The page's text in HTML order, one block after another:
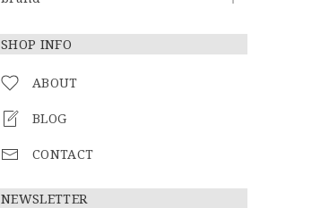
SHOP INFO
ABOUT
BLOG
CONTACT
NEWSLETTER